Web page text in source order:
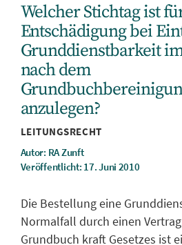
Welcher Stichtag ist
Entschädigung bei
Grunddienstbarkeit
nach dem
anzulegen?
Kategorien
LEITUNGSRECHT
Autor: RA Zunft
Veröffentlicht: 17. Juni 2010
Die Bestellung eine
Normalfall durch einen
Grundbuch kraft Gesetzes ist